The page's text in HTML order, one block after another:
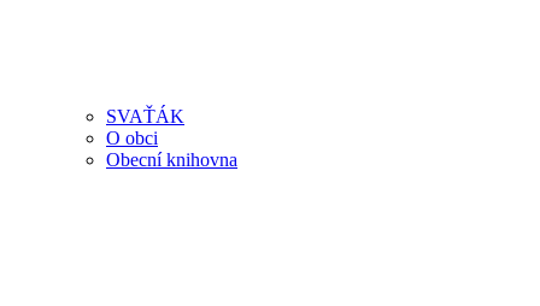
SVAŤÁK
O obci
Obecní knihovna